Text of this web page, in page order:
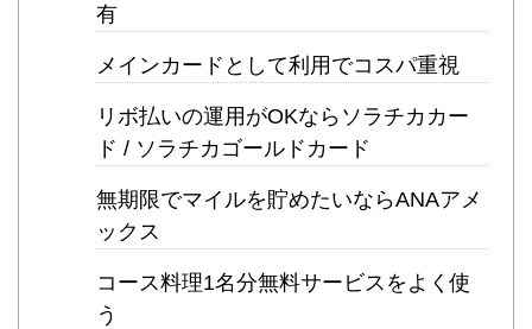
有
メインカードとして利用でコスパ重視
リボ払いの運用がOKならソラチカカー
ド / ソラチカゴールドカード
無期限でマイルを貯めたいならANAアメ
ックス
コース料理1名分無料サービスをよく使
う